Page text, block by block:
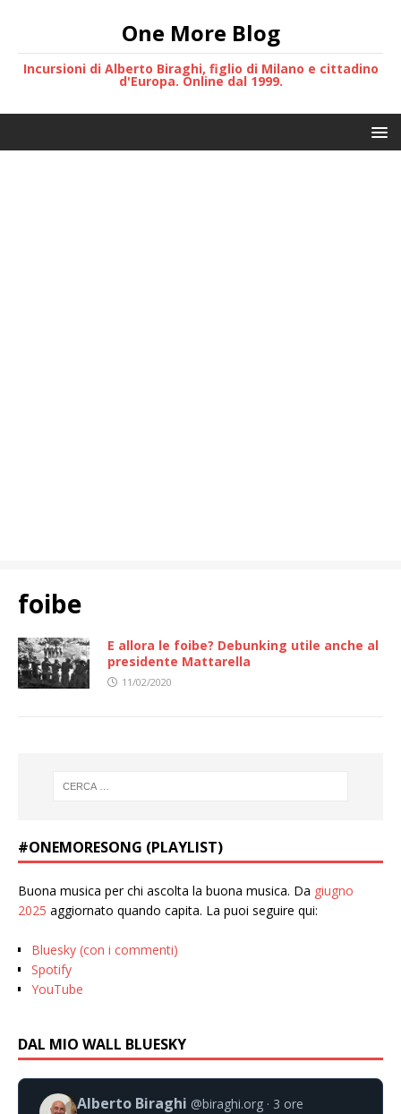
One More Blog
Incursioni di Alberto Biraghi, figlio di Milano e cittadino
d'Europa. Online dal 1999.
foibe
E allora le foibe? Debunking utile anche al
presidente Mattarella
11/02/2020
#ONEMORESONG (PLAYLIST)
Buona musica per chi ascolta la buona musica. Da giugno
2025 aggiornato quando capita. La puoi seguire qui:
Bluesky (con i commenti)
Spotify
YouTube
DAL MIO WALL BLUESKY
Alberto Biraghi @biraghi.org 3 ore